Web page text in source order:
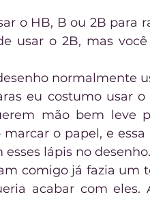
o HB, B ou 2B para
usar o 2B, mas
normalmente
eu costumo usar o
mão bem leve
o papel, e
lápis no desenho.
comigo já fazia um
acabar com eles.